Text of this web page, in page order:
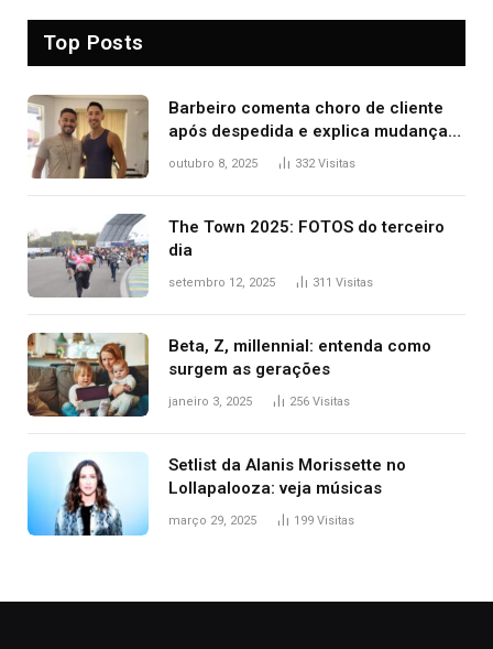
Top Posts
Barbeiro comenta choro de cliente
após despedida e explica mudança
para o TO: ‘Não esperava atingir
outubro 8, 2025 332Visitas
The Town 2025: FOTOS do terceiro
dia
setembro 12, 2025 311 Visitas
Beta, Z, millennial: entenda como
surgem as gerações
janeiro 3, 2025 256 Visitas
Setlist da Alanis Morissette no
Lollapalooza: veja músicas
março 29, 2025 199 Visitas